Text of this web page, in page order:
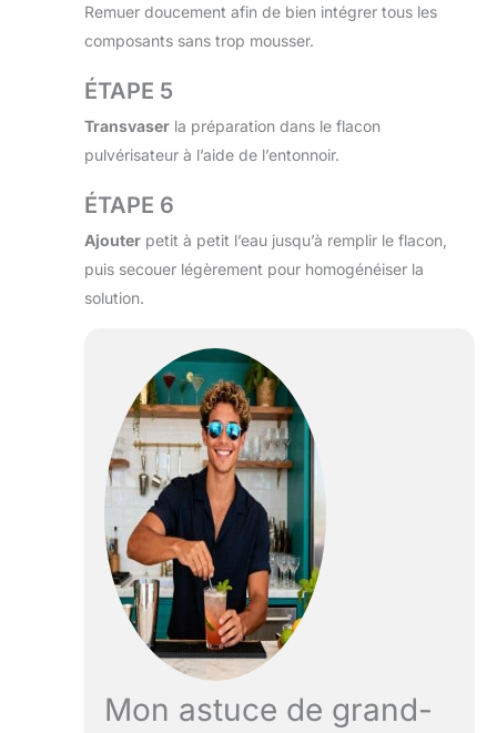
Remuer doucement afin de bien intégrer tous les
composants sans trop mousser.
ÉTAPE 5
Transvaser la préparation dans le flacon
pulvérisateur à l’aide de l’entonnoir.
ÉTAPE 6
Ajouter petit à petit l’eau jusqu’à remplir le flacon,
puis secouer légèrement pour homogénéiser la
solution.
Mon astuce de grand-